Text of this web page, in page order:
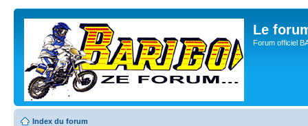
Le
Forum officiel
Index du forum